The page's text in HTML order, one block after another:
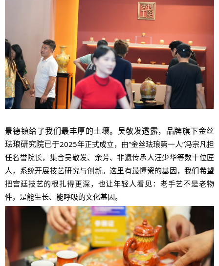
景德镇给了我们最丰厚的土壤。吴敬发透露，品牌旗下金丝
珐琅研究院已于2025年正式成立，由“金丝珐琅第一人”冯宗凡担
任名誉院长，集合吴敬发、余芳、非遗传承人汪少华等数十位匠
人，系统开展技艺研究与创新。这里有最懂瓷的基因，我们希望
把宫廷技艺的根扎得更深，也让年轻人看见：老手艺不是老物
件，是能生长、能呼吸的文化基因。